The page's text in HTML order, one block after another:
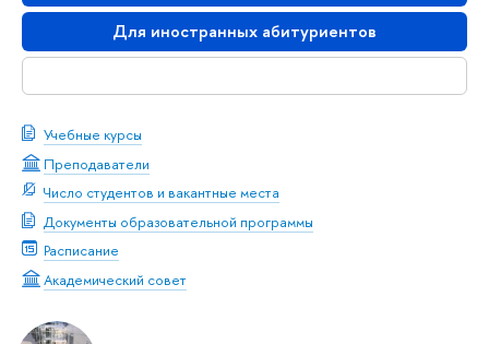
Для иностранных абитуриентов
Учебные курсы
Преподаватели
Число студентов и вакантные места
Документы образовательной программы
Расписание
Академический совет